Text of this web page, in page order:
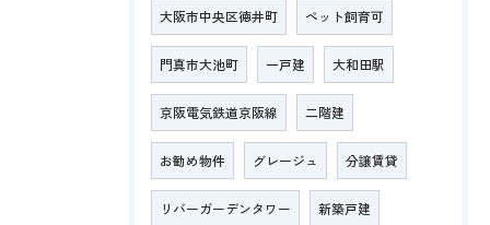
大阪市中央区徳井町 ペット飼育可
門真市大池町 一戸建 大和田駅
京阪電気鉄道京阪線 二階建
お勧め物件 グレージュ 分譲賃貸
リバーガーデンタワー 新築戸建